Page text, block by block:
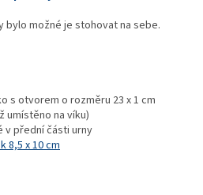
bylo možné je stohovat na sebe.
s otvorem o rozměru 23 x 1 cm
umístěno na víku)
v přední části urny
8,5 x 10 cm